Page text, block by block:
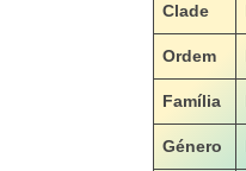
Clade
Ordem
Família
Género